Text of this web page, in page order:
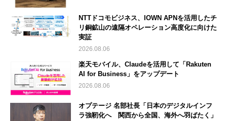
NTTドコモビジネス、IOWN APNを活用したチ
リ銅鉱山の遠隔オペレーション高度化に向けた
実証
2026.08.06
楽天モバイル、Claudeを活用して「Rakuten
AI for Business」をアップデート
2026.08.06
オプテージ 名部社長「日本のデジタルインフ
ラ強靭化へ 関西から全国、海外へ羽ばたく」